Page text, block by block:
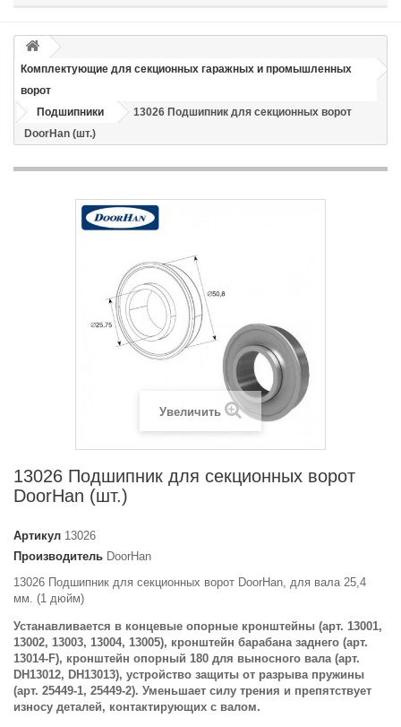
Комплектующие для секционных гаражных и промышленных
ворот
Подшипники
13026 Подшипник для секционных ворот
DoorHan (шт.)
Увеличить
13026 Подшипник для секционных ворот
DoorHan (шт.)
Артикул 13026
Производитель DoorHan
13026 Подшипник для секционных ворот DoorHan, для вала 25,4
мм. (1 дюйм)
Устанавливается в концевые опорные кронштейны (арт. 13001,
13002, 13003, 13004, 13005), кронштейн барабана заднего (арт.
13014-F), кронштейн опорный 180 для выносного вала (арт.
DH13012, DH13013), устройство защиты от разрыва пружины
(арт. 25449-1, 25449-2). Уменьшает силу трения и препятствует
износу деталей, контактирующих с валом.
Email
Способ доставки
Время доставки: стоимость доставки по тарифам СДЭК